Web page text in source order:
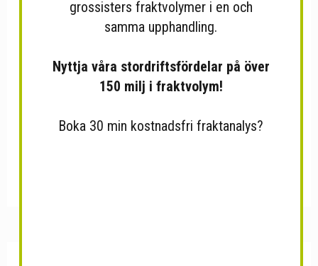
grossisters fraktvolymer i en och
samma upphandling.
Nyttja våra stordriftsfördelar på över
150 milj i fraktvolym!
Boka 30 min kostnadsfri fraktanalys?